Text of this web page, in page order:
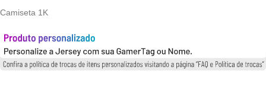
Camiseta 1K